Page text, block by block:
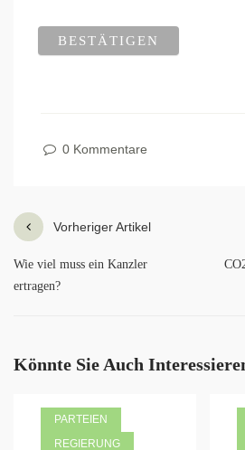
0 Kommentare
Vorheriger Artikel
Wie viel muss ein Kanzler
ertragen?
Könnte Sie Auch
PARTEIEN
REGIERUNG